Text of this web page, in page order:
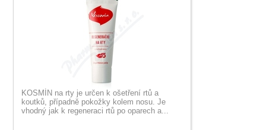
KOSMÍN na rty je určen k ošetření rtů a
koutků, případně pokožky kolem nosu. Je
vhodný jak k regeneraci rtů po oparech a...